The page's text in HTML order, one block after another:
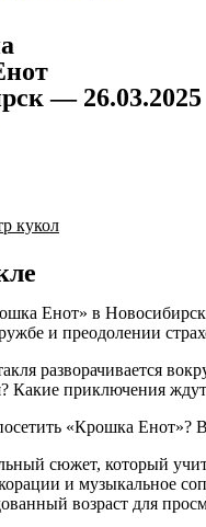
— 26.03.2025
кукол
Енот» в
и преодолении
разворачивается
Какие приключения
«Крошка Енот»?
сюжет, который
и музыкальное
возраст для